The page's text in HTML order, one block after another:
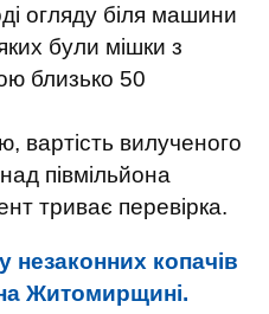
огляду біля машини
були мішки з
близько 50
вартість вилученого
півмільйона
триває перевірка.
незаконних копачів
Житомирщині.